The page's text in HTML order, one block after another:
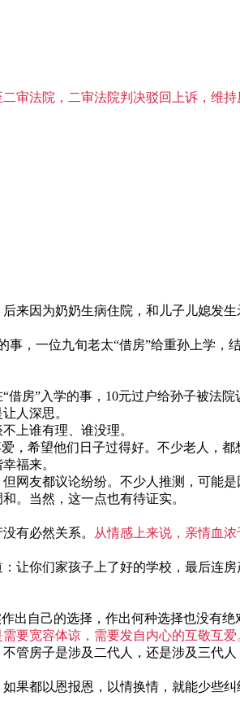
审法院，二审法院判决驳回上诉，维
来因为奶奶生病住院，和儿子儿媳发
，一位九旬老太“借房”给重孙上学，
房”入学的事，10元过户给孙子被法院
人深思。
上谁有理、谁没理。
，希望他们日子过得好。不少老人，
福来。
网友都议论纷纷。不少人推测，可能是
。当然，这一点也有待证实。
有必然关系。
从情感上来说，亲情血
让你们家孩子上了好的学校，最后连
出自己的选择，作出何种选择也没有绝
要宽容体谅，需要发自内心的互敬互爱
管房子是涉及二代人，还是涉及三代
果都以恩报恩，以情换情，就能少些纠